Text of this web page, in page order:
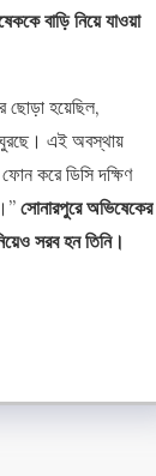
বাড়ি নিয়ে যাওয়া
ছোড়া হয়েছিল,
ঘুরছে। এই অবস্থায়
করে ডিসি দক্ষিণ
সোনারপুরে অভিষেকের
সরব হন তিনি।